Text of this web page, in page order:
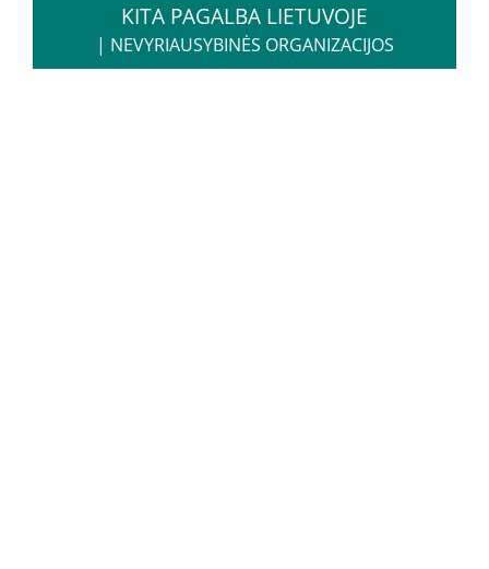
KITA PAGALBA LIETUVOJE
| NEVYRIAUSYBINĖS ORGANIZACIJOS